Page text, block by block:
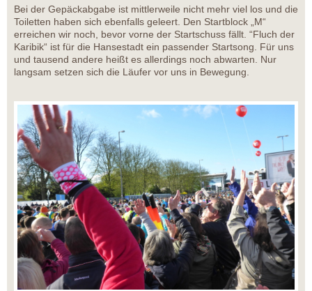
Bei der Gepäckabgabe ist mittlerweile nicht mehr viel los und die
Toiletten haben sich ebenfalls geleert. Den Startblock „M“
erreichen wir noch, bevor vorne der Startschuss fällt. “Fluch der
Karibik“ ist für die Hansestadt ein passender Startsong. Für uns
und tausend andere heißt es allerdings noch abwarten. Nur
langsam setzen sich die Läufer vor uns in Bewegung.